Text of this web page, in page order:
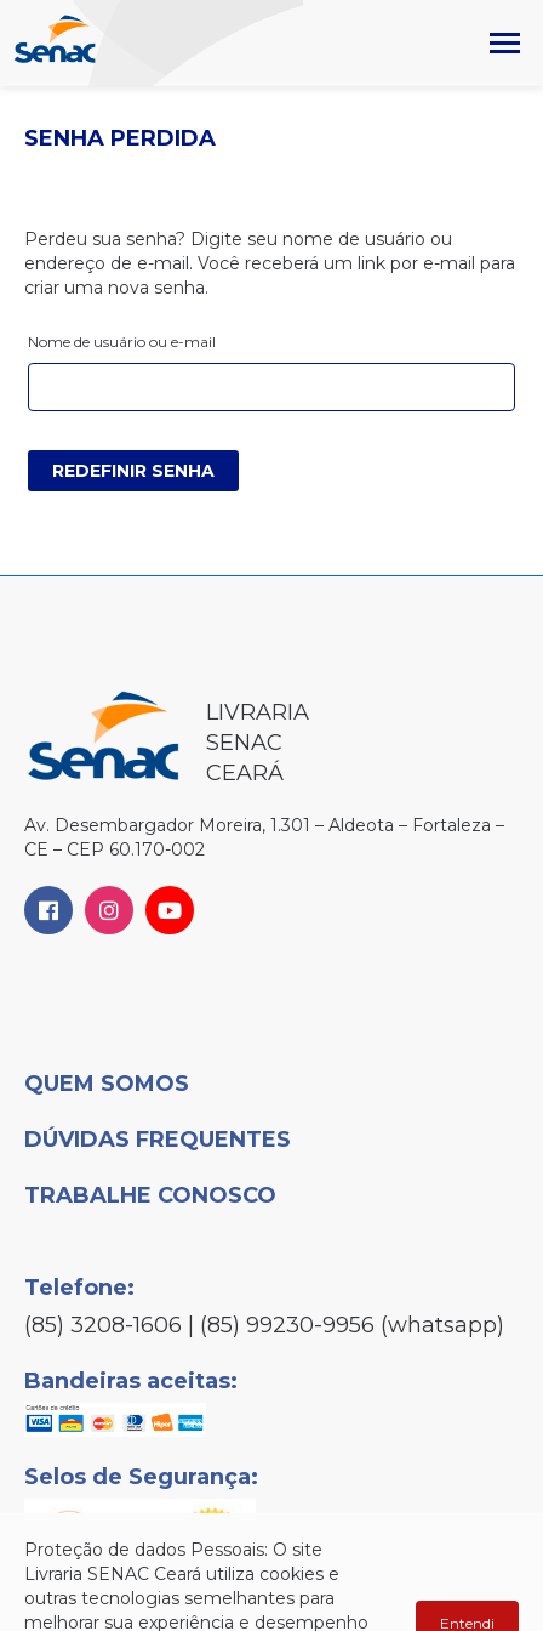
SENHA PERDIDA
Perdeu sua senha? Digite seu nome de usuário ou
endereço de e-mail. Você receberá um link por e-mail para
criar uma nova senha.
Nome de usuário ou e-mail
REDEFINIR SENHA
LIVRARIA
SENAC
CEARÁ
Av. Desembargador Moreira, 1.301 – Aldeota – Fortaleza –
CE – CEP 60.170-002
QUEM SOMOS
DÚVIDAS FREQUENTES
TRABALHE CONOSCO
Telefone:
(85) 3208-1606 | (85) 99230-9956 (whatsapp)
Bandeiras aceitas:
Selos de Segurança:
Proteção de dados Pessoais: O site
Livraria SENAC Ceará utiliza cookies e
outras tecnologias semelhantes para
melhorar sua experiência e desempenho
Entendi